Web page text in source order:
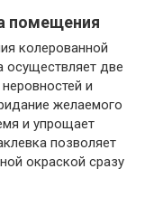
помещения
колерованной
осуществляет две
и
желаемого
и упрощает
позволяет
окраской сразу